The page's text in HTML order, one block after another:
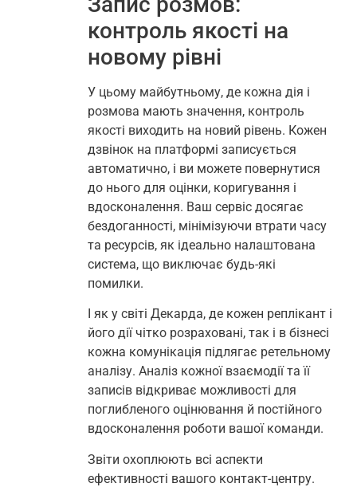
контроль якості на
новому рівні
У цьому майбутньому, де кожна дія і
розмова мають значення, контроль
якості виходить на новий рівень. Кожен
дзвінок на платформі записується
автоматично, і ви можете повернутися
до нього для оцінки, коригування і
вдосконалення. Ваш сервіс досягає
бездоганності, мінімізуючи втрати часу
та ресурсів, як ідеально налаштована
система, що виключає будь-які
помилки.
І як у світі Декарда, де кожен реплікант і
його дії чітко розраховані, так і в бізнесі
кожна комунікація підлягає ретельному
аналізу. Аналіз кожної взаємодії та її
записів відкриває можливості для
поглибленого оцінювання й постійного
вдосконалення роботи вашої команди.
Звіти охоплюють всі аспекти
ефективності вашого контакт-центру.